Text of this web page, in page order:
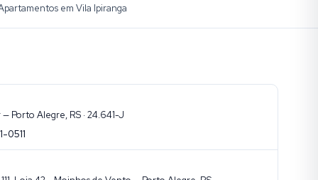
em Vila Ipiranga
Porto Alegre, RS · 24.641-J
0511